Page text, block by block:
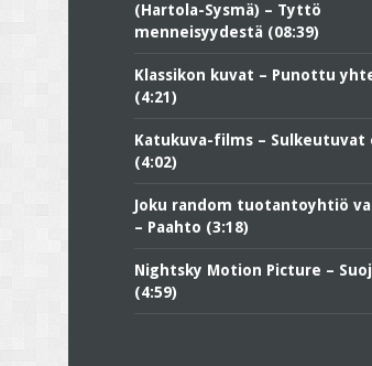
(Hartola-Sysmä) – Tyttö
menneisyydestä (08:39)
Klassikon kuvat – Punottu
(4:21)
Katukuva-films – Sulkeutuvat
(4:02)
Joku random tuotantoyhtiö
– Paahto (3:18)
Nightsky Motion Picture –
(4:59)